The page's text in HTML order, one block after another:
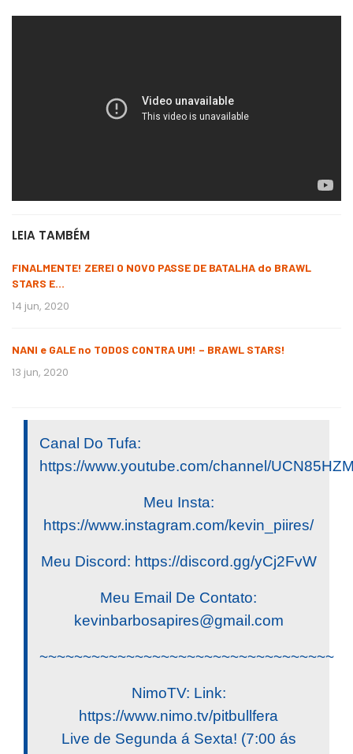
LEIA TAMBÉM
FINALMENTE! ZEREI O NOVO PASSE DE BATALHA do BRAWL
STARS E…
14 jun, 2020
NANI e GALE no TODOS CONTRA UM! – BRAWL STARS!
13 jun, 2020
Canal Do Tufa:
https://www.youtube.com/channel/
Meu Insta:
https://www.instagram.com/kevin_piires/
Meu Discord: https://discord.gg/yCj2FvW
Meu Email De Contato:
kevinbarbosapires@gmail.com
~~~~~~~~~~~~~~~~~~~~~~~~~~~~~~~~~~
NimoTV: Link:
https://www.nimo.tv/pitbullfera
Live de Segunda á Sexta! (7:00 ás